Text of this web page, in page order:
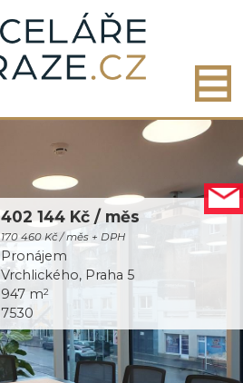
402 144 Kč / měs
170 460 Kč / měs + DPH
Pronájem
Vrchlického, Praha 5
947 m2
7530